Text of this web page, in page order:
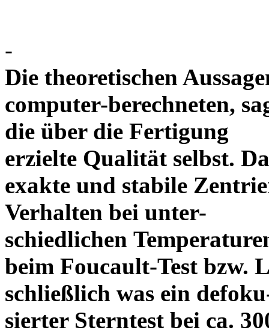
-
Die theoretischen
computer-berechneten,
die über die Fertigung
erzielte Qualität selbst.
exakte und stabile
Verhalten bei unter-
schiedlichen
beim Foucault-Test bzw.
schließlich was ein
sierter Sterntest bei ca.